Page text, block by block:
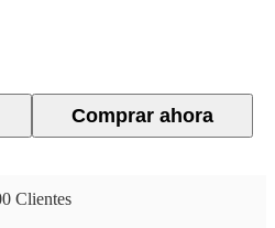
Comprar ahora
Clientes